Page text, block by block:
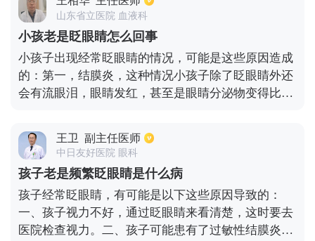
等。当噩梦仅偶尔发生时，对正常生活、睡眠质量无
长期不良影响，可不进行干预治疗。但当已噩梦较
久，例如3个月内每周3次左右做噩梦，且对正常生活
产生了影响，就需进行睡眠科检查，针对病因进行治
疗。
山东省立医院 血液科
小孩老是眨眼睛怎么回事
小孩子出现经常眨眼睛的情况，可能是这些原因造成
的：第一，结膜炎，这种情况小孩子除了眨眼睛外还
会有流眼泪，眼睛发红，甚至是眼睛分泌物变得比较
用该药物3~5天左右就能够改善。第二，视力异常，
宝宝如果有近视或者是散光之类的问题也容易出现眨
眼的现象，甚至还会歪头，这种情况应该带孩子去眼
科做视力方面的检查，针对具体的问题对症治疗。第
三，心理因素，尤其是小孩子刚上幼儿园跟母亲分
开，可能会没有安全感就容易眨眼睛，家长应该多跟
孩子交流，有利于改善。
王卫 副主任医师
中日友好医院 眼科
孩子老是频繁眨眼睛是什么病
孩子经常眨眼睛，有可能是以下这些原因导致的：
一、孩子视力不好，通过眨眼睛来看清楚，这时要去
医院检查视力。二、孩子可能患有了过敏性结膜炎。